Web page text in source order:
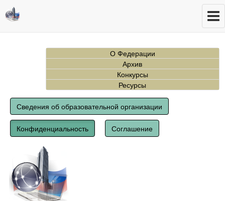
О Федерации
Архив
Конкурсы
Ресурсы
Сведения об образовательной организации
Конфиденциальность Соглашение